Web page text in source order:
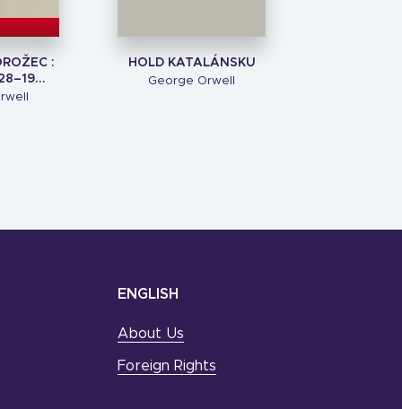
:
HOLD KATALÁNSKU
George Orwell
ENGLISH
About Us
Foreign Rights